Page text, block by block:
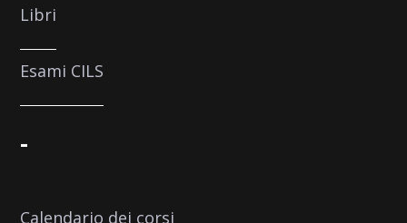
Libri
Esami CILS
-
Calendario dei corsi